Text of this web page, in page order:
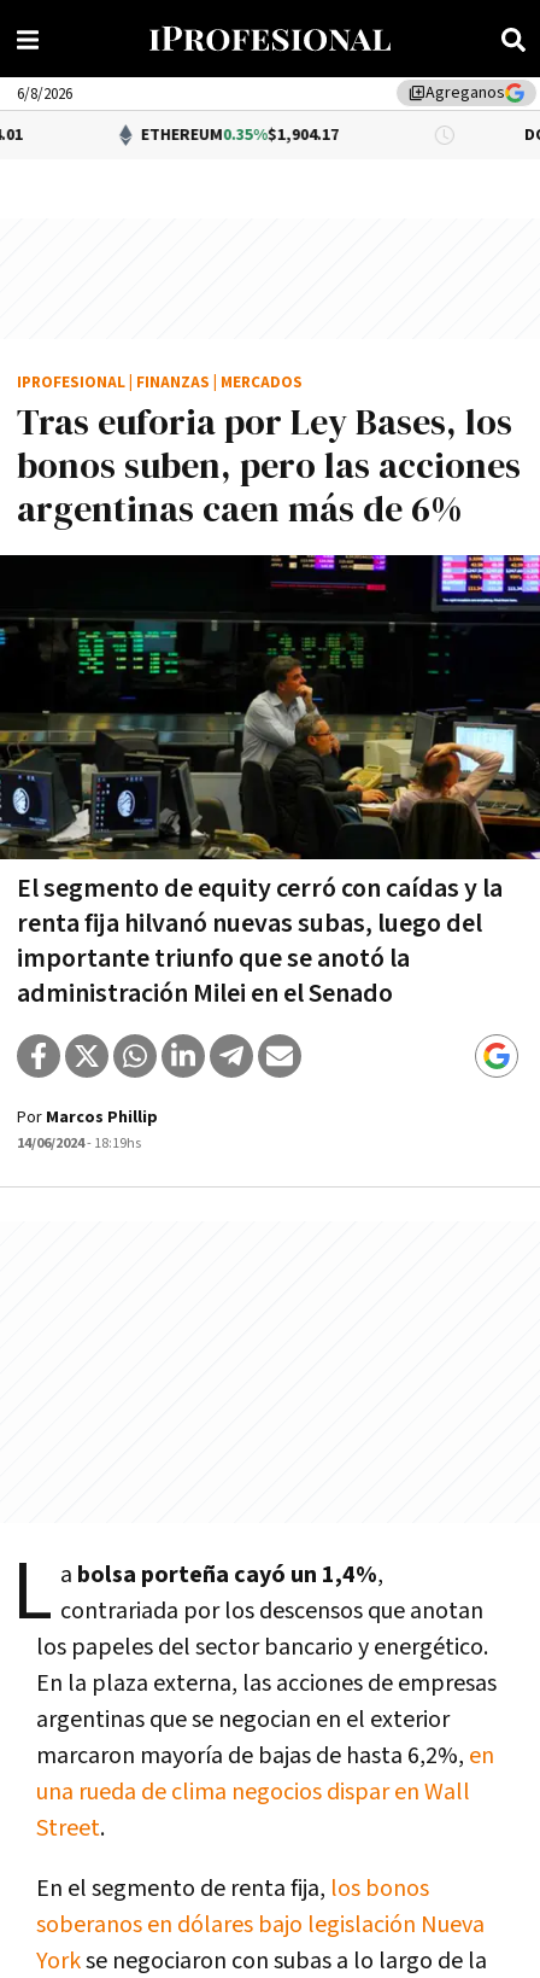
library_addAgreganos
6/8/2026
ETHEREUM0.35%$1,904.17 DÓLAR BNA
Tras euforia por Ley Bases, los
bonos suben, pero las acciones
argentinas caen más de 6%
El segmento de equity cerró con caídas y la
renta fija hilvanó nuevas subas, luego del
importante triunfo que se anotó la
administración Milei en el Senado
IPROFESIONAL FINANZAS MERCADOS
Por Marcos Phillip
14/06/2024- 18:19hs
L a bolsa porteña cayó un 1,4%,
contrariada por los descensos que anotan
los papeles del sector bancario y energético.
En la plaza externa, las acciones de empresas
argentinas que se negocian en el exterior
marcaron mayoría de bajas de hasta 6,2%, en
una rueda de clima negocios dispar en Wall
Street.
En el segmento de renta fija, los bonos
soberanos en dólares bajo legislación Nueva
Yorkse negociaron con subas a lo largo de la